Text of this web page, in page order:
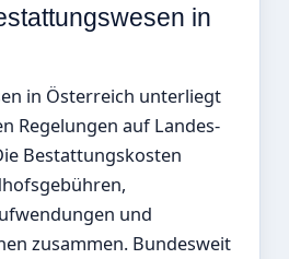
in
in Österreich unterliegt
Regelungen auf Landes-
Bestattungskosten
und
zusammen. Bundesweit